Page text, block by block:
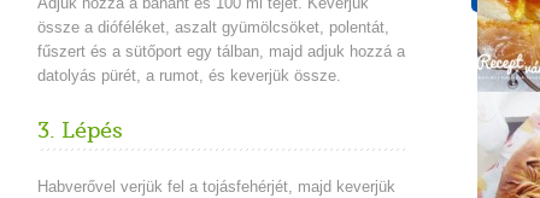
össze a dióféléket, aszalt gyümölcsöket, polentát,
fűszert és a sütőport egy tálban, majd adjuk hozzá a
datolyás pürét, a rumot, és keverjük össze.
3. Lépés
Habverővel verjük fel a tojásfehérjét, majd keverjük